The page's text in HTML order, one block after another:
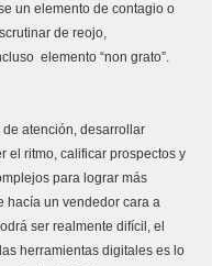
un elemento de contagio o
de reojo,
elemento “non grato”.
atención, desarrollar
el ritmo, calificar prospectos y
para lograr más
hacía un vendedor cara a
ser realmente difícil, el
herramientas digitales es lo